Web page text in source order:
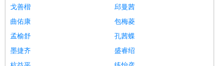
戈善楷
邱曼茜
曲佑康
包梅菱
孟榆舒
孔茜蝶
墨捷齐
盛睿绍